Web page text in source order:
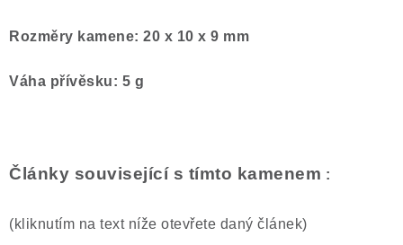
Rozměry kamene: 20 x 10 x 9 mm
Váha přívěsku: 5 g
Články související s tímto kamenem :
(kliknutím na text níže otevřete daný článek)